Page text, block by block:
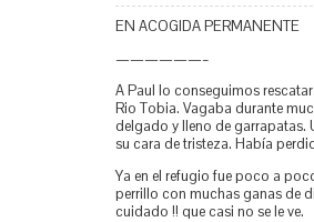
EN ACOGIDA PERMANENTE
——————–
A Paul lo conseguimos
Rio Tobia. Vagaba durante
delgado y lleno de garrapatas.
su cara de tristeza. Había
Ya en el refugio fue poco a
perrillo con muchas ganas de
cuidado !! que casi no se le ve.